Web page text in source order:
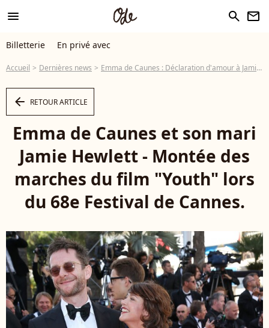
menu search newsletter
Billetterie En privé avec
Accueil Dernières news Emma de Caunes : Déclaration d'amour à Jamie Hewlett pour leurs 9 ans de mariage
arrow_left RETOUR ARTICLE
Emma de Caunes et son mari
Jamie Hewlett - Montée des
marches du film "Youth" lors
du 68e Festival de Cannes.